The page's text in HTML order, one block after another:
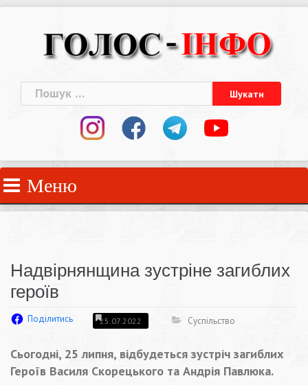
Пошук:
Меню
Надвірнянщина зустріне загиблих
героїв
Поділитись 25.07.2022 Суспільство
Сьогодні, 25 липня, відбудеться зустріч загиблих
Героїв Василя Скорецького та Андрія Павлюка.